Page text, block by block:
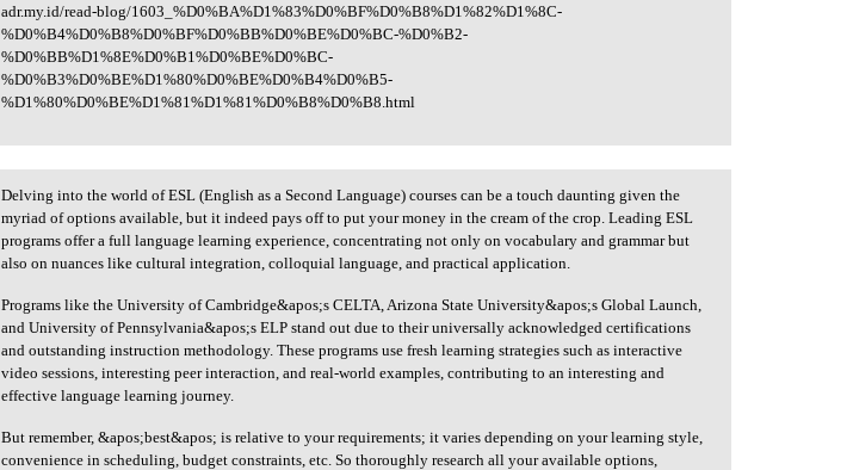
adr.my.id/read-blog/1603_%D0%BA%D1%83%D0%BF%D0%B8%D1%82%D1%8C-
%D0%B4%D0%B8%D0%BF%D0%BB%D0%BE%D0%BC-%D0%B2-
%D0%BB%D1%8E%D0%B1%D0%BE%D0%BC-
%D0%B3%D0%BE%D1%80%D0%BE%D0%B4%D0%B5-
%D1%80%D0%BE%D1%81%D1%81%D0%B8%D0%B8.html
Delving into the world of ESL
Delving into the world of ESL (English as a Second Language) courses can be a touch daunting given the
myriad of options available, but it indeed pays off to put your money in the cream of the crop. Leading ESL
programs offer a full language learning experience, concentrating not only on vocabulary and grammar but
also on nuances like cultural integration, colloquial language, and practical application.
Programs like the University of Cambridge&apos;s CELTA, Arizona State University&apos;s Global Launch,
and University of Pennsylvania&apos;s ELP stand out due to their universally acknowledged certifications
and outstanding instruction methodology. These programs use fresh learning strategies such as interactive
video sessions, interesting peer interaction, and real-world examples, contributing to an interesting and
effective language learning journey.
But remember, &apos;best&apos; is relative to your requirements; it varies depending on your learning style,
convenience in scheduling, budget constraints, etc. So thoroughly research all your available options,